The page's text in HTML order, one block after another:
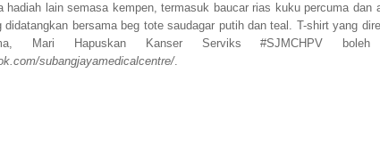
hadiah lain semasa kempen, termasuk baucar rias kuku percuma dan
didatangkan bersama beg tote saudagar putih dan teal. T-shirt yang
Mari Hapuskan Kanser Serviks #SJMCHPV
subangjayamedicalcentre/.